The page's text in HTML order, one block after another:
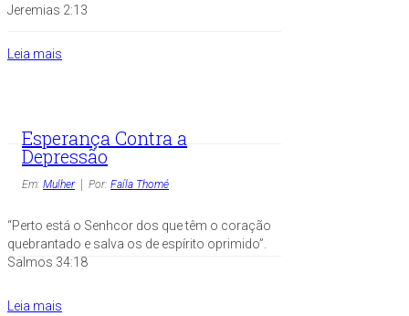
Jeremias 2:13
Leia mais
Esperança Contra a
Depressão
Em: Mulher Por: Faíla Thomé
“Perto está o Senhcor dos que têm o coração
quebrantado e salva os de espírito oprimido”.
Salmos 34:18
Leia mais